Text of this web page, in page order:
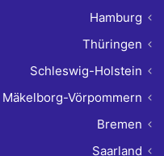
Hamburg
Thüringen
Schleswig-Holstein
Mäkelborg-Vörpommern
Bremen
Saarland